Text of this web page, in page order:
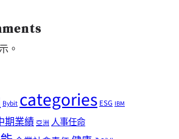
。
Bybitcategories ESG IBM
期業績 亞洲 人事任命